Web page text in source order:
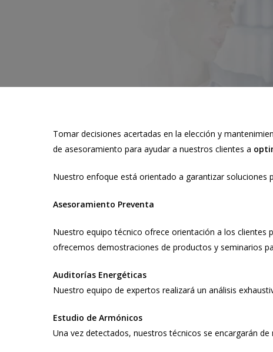
Tomar decisiones acertadas en la elección y
de asesoramiento para ayudar a nuestros clientes a
Nuestro enfoque está orientado a garantizar soluciones
Asesoramiento Preventa
Nuestro equipo técnico ofrece orientación a los clientes
ofrecemos demostraciones de productos y seminarios
Auditorías Energéticas
Nuestro equipo de expertos realizará un análisis
Estudio de Armónicos
Una vez detectados, nuestros técnicos se encargarán